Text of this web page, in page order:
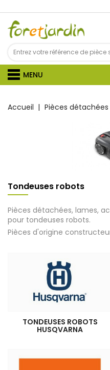
MENU
Accueil Pièces
Tondeuses robots
Pièces détachées, lames,
pour tondeuses robots.
Pièces d'origine
TONDEUSES ROBOTS
HUSQVARNA